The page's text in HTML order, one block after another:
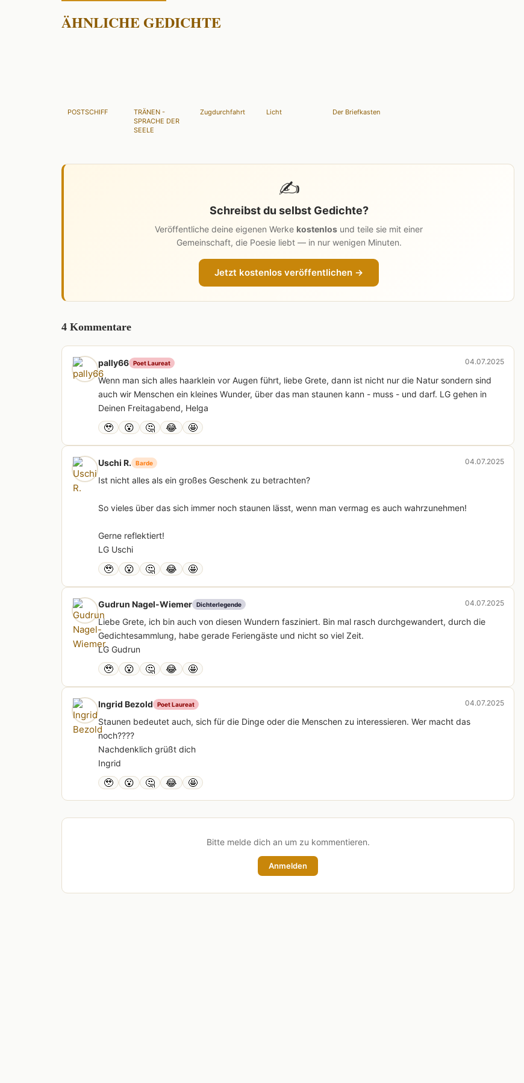
ÄHNLICHE GEDICHTE
POSTSCHIFF
TRÄNEN -
SPRACHE DER
SEELE
Zugdurchfahrt Licht Der Briefkasten
✍️
Schreibst du selbst Gedichte?
Veröffentliche deine eigenen Werke kostenlos und teile sie mit einer
Gemeinschaft, die Poesie liebt — in nur wenigen Minuten.
Jetzt kostenlos veröffentlichen →
4 Kommentare
pally66 Poet Laureat 04.07.2025
Wenn man sich alles haarklein vor Augen führt, liebe Grete, dann ist nicht nur die Natur sondern sind
auch wir Menschen ein kleines Wunder, über das man staunen kann - muss - und darf. LG gehen in
Deinen Freitagabend, Helga
🥹 😮 🤔 😂 🤩
Uschi R. Barde 04.07.2025
Ist nicht alles als ein großes Geschenk zu betrachten?
So vieles über das sich immer noch staunen lässt, wenn man vermag es auch wahrzunehmen!
Gerne reflektiert!
LG Uschi
🥹 😮 🤔 😂 🤩
Gudrun Nagel-Wiemer Dichterlegende 04.07.2025
Liebe Grete, ich bin auch von diesen Wundern fasziniert. Bin mal rasch durchgewandert, durch die
Gedichtesammlung, habe gerade Feriengäste und nicht so viel Zeit.
LG Gudrun
🥹 😮 🤔 😂 🤩
Ingrid Bezold Poet Laureat 04.07.2025
Staunen bedeutet auch, sich für die Dinge oder die Menschen zu interessieren. Wer macht das
noch????
Nachdenklich grüßt dich
Ingrid
🥹 😮 🤔 😂 🤩
Bitte melde dich an um zu kommentieren.
Anmelden